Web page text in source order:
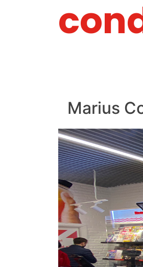
Marius